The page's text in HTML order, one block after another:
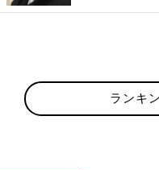
ランキ